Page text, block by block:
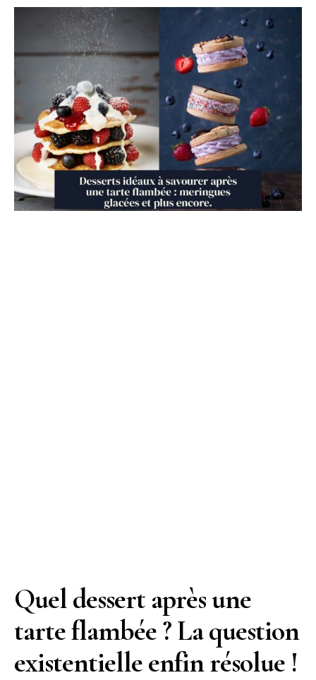
Quel dessert après une
tarte flambée ? La question
existentielle enfin résolue !